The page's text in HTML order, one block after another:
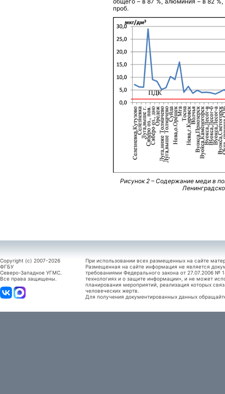
проб.
Рисунок 2 – Содержание меди в
Copyright (c) 2007-2026
ФГБУ
Северо-Западное УГМС.
Все права защищены.
При использовании всех размещенных на сайте
Размещенная на сайте информация не является
требованиями Федерального закона от 27.07.2006
технологиях и о защите информации», и не может
планирования мероприятий, реализация которых
человеческих жертв.
Для получения документированных данных